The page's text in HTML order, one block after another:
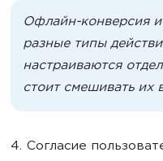
Офлайн-конверсия
разные типы
настраиваются
стоит смешивать их
4. Согласие